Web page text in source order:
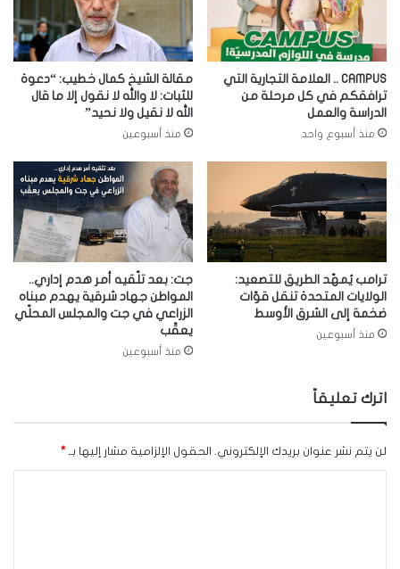
CAMPUS .. العلامة التجارية التي
ترافقكم في كل مرحلة من
الدراسة والعمل
منذ أسبوع واحد
مقالة الشيخ كمال خطيب: “دعوة
للثبات: لا والله لا نقول إلا ما قال
الله لا نقيل ولا نحيد”
منذ أسبوعين
ترامب يُمهّد الطريق للتصعيد:
الولايات المتحدة تنقل قوّات
ضخمة إلى الشرق الأوسط
منذ أسبوعين
جت: بعد تلّقيه أمر هدم إداري..
المواطن جهاد شرقية يهدم مبناه
الزراعي في جت والمجلس المحلّي
يعقّب
منذ أسبوعين
اترك تعليقاً
لن يتم نشر عنوان بريدك الإلكتروني. الحقول الإلزامية مشار إليها بـ *